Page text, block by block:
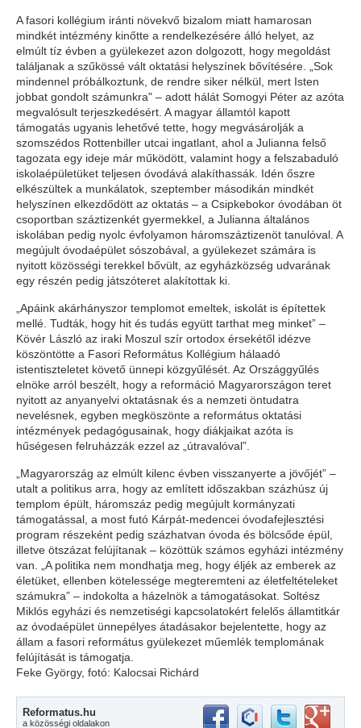
A fasori kollégium iránti növekvő bizalom miatt hamarosan
mindkét intézmény kinőtte a rendelkezésére álló helyet, az
elmúlt tíz évben a gyülekezet azon dolgozott, hogy megoldást
találjanak a szűkössé vált oktatási helyszínek bővítésére. „Sok
mindennel próbálkoztunk, de rendre siker nélkül, mert Isten
jobbat gondolt számunkra" – adott hálát Somogyi Péter az azóta
megvalósult terjeszkedésért. A magyar államtól kapott
támogatás ugyanis lehetővé tette, hogy megvásárolják a
szomszédos Rottenbiller utcai ingatlant, ahol a Julianna felső
tagozata egy ideje már működött, valamint hogy a felszabaduló
iskolaépületüket teljesen óvodává alakíthassák. Idén őszre
elkészültek a munkálatok, szeptember másodikán mindkét
helyszínen elkezdődött az oktatás – a Csipkebokor óvodában öt
csoportban száztizenkét gyermekkel, a Julianna általános
iskolában pedig nyolc évfolyamon háromszáztizenöt tanulóval. A
megújult óvodaépület sószobával, a gyülekezet számára is
nyitott közösségi terekkel bővült, az egyházközség udvarának
egy részén pedig játszóteret alakítottak ki.
„Apáink akárhányszor templomot emeltek, iskolát is építettek
mellé. Tudták, hogy hit és tudás együtt tarthat meg minket” –
Kövér László az iraki Moszul szír ortodox érsekétől idézve
köszöntötte a Fasori Református Kollégium hálaadó
istentiszteletet követő ünnepi közgyűlését. Az Országgyűlés
elnöke arról beszélt, hogy a reformáció Magyarországon teret
nyitott az anyanyelvi oktatásnak és a nemzeti öntudatra
nevelésnek, egyben megköszönte a református oktatási
intézmények pedagógusainak, hogy diákjaikat azóta is
hűségesen felruházzák ezzel az „útravalóval”.
„Magyarország az elmúlt kilenc évben visszanyerte a jövőjét” –
utalt a politikus arra, hogy az említett időszakban százhúsz új
templom épült, háromszáz pedig megújult kormányzati
támogatással, a most futó Kárpát-medencei óvodafejlesztési
program részeként pedig százhatvan óvoda és bölcsőde épül,
illetve ötszázat felújítanak – közöttük számos egyházi intézmény
van. „A politika nem mondhatja meg, hogy éljék az emberek az
életüket, ellenben kötelessége megteremteni az életfeltételeket
számukra” – indokolta a házelnök a támogatásokat. Soltész
Miklós egyházi és nemzetiségi kapcsolatokért felelős államtitkár
az óvodaépület ünnepélyes átadásakor bejelentette, hogy az
állam a fasori református gyülekezet műemlék templomának
felújítását is támogatja.
Feke György, fotó: Kalocsai Richárd
Reformatus.hu
a közösségi oldalakon